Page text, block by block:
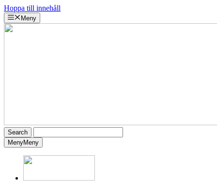
Hoppa till innehåll
Meny
MenyMeny